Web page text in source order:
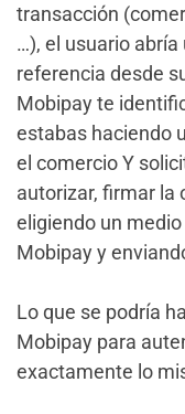
transacción
…), el usuario abría
referencia desde
Mobipay te
estabas haciendo
el comercio Y
autorizar, firmar la
eligiendo un
Mobipay y
Lo que se podría
Mobipay para
exactamente lo